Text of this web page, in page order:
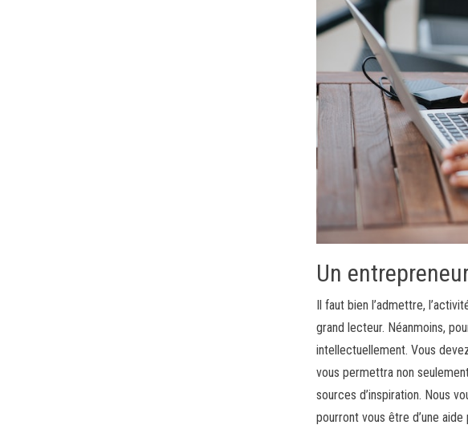
Un
Il faut bien l’admettre,
grand lecteur. Néanmoins,
intellectuellement. Vous
vous permettra non
sources d’inspiration. Nous
pourront vous être d’une aide